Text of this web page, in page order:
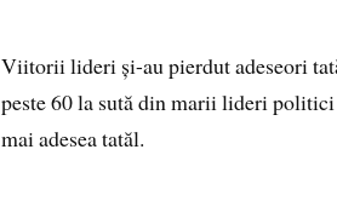
Viitorii lideri și-au pierdut adeseori
peste 60 la sută din marii lideri
mai adesea tatăl.